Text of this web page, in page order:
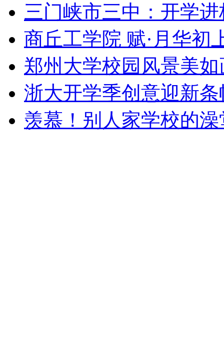
三门峡市三中：开学
商丘工学院 赋·月华初
郑州大学校园风景美如
浙大开学季创意迎新条
羡慕！别人家学校的